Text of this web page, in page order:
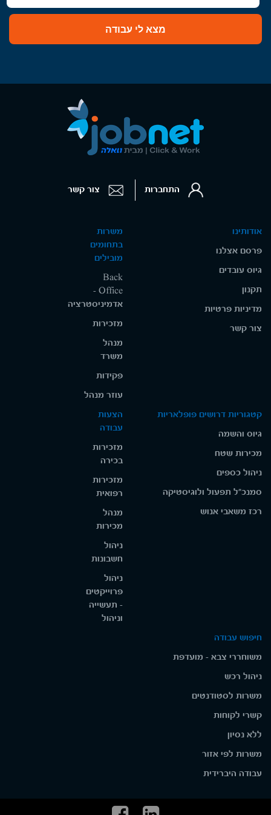
מצא לי עבודה
אודותינו
פרסם אצלנו
גיוס עובדים
תקנון
מדיניות פרטיות
צור קשר
משרות
בתחומים
מובילים
Back
Office -
אדמיניסטרציה
מזכירות
מנהל
משרד
פקידות
עוזר מנהל
קטגוריות דרושים פופלאריות
גיוס והשמה
מכירות שטח
ניהול כספים
סמנכ"ל תפעול ולוגיסטיקה
רכז משאבי אנוש
הצעות
עבודה
מזכירות
בכירה
מזכירות
רפואית
מנהל
מכירות
ניהול
חשבונות
ניהול
פרוייקטים
- תעשייה
וניהול
חיפוש עבודה
משוחררי צבא - מועדפת
ניהול רכש
משרות לסטודנטים
קשרי לקוחות
ללא נסיון
משרות לפי אזור
עבודה היברידית